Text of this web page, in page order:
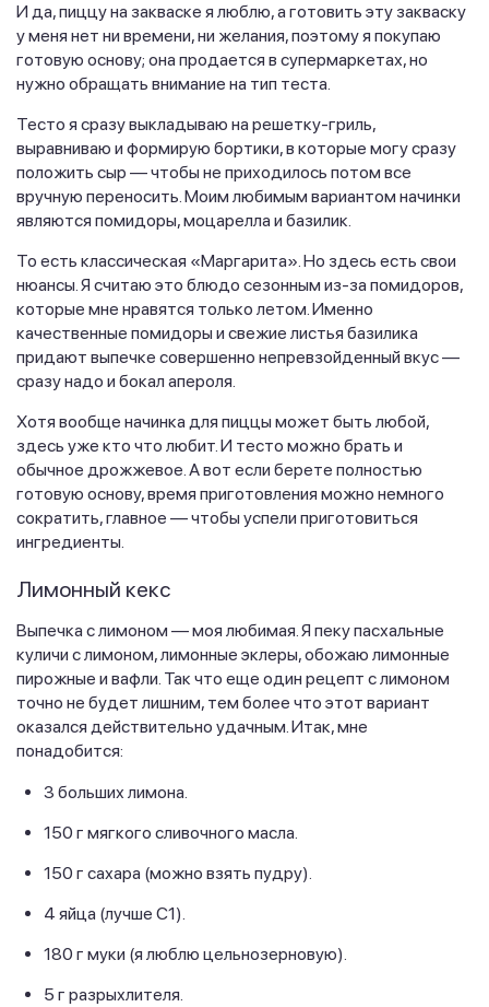
И да, пиццу на закваске я люблю, а готовить эту закваску
у меня нет ни времени, ни желания, поэтому я покупаю
готовую основу; она продается в супермаркетах, но
нужно обращать внимание на тип теста.
Тесто я сразу выкладываю на решетку-гриль,
выравниваю и формирую бортики, в которые могу сразу
положить сыр — чтобы не приходилось потом все
вручную переносить. Моим любимым вариантом начинки
являются помидоры, моцарелла и базилик.
То есть классическая «Маргарита». Но здесь есть свои
нюансы. Я считаю это блюдо сезонным из-за помидоров,
которые мне нравятся только летом. Именно
качественные помидоры и свежие листья базилика
придают выпечке совершенно непревзойденный вкус —
сразу надо и бокал апероля.
Хотя вообще начинка для пиццы может быть любой,
здесь уже кто что любит. И тесто можно брать и
обычное дрожжевое. А вот если берете полностью
готовую основу, время приготовления можно немного
сократить, главное — чтобы успели приготовиться
ингредиенты.
Лимонный кекс
Выпечка с лимоном — моя любимая. Я пеку пасхальные
куличи с лимоном, лимонные эклеры, обожаю лимонные
пирожные и вафли. Так что еще один рецепт с лимоном
точно не будет лишним, тем более что этот вариант
оказался действительно удачным. Итак, мне
понадобится:
3 больших лимона.
150 г мягкого сливочного масла.
150 г сахара (можно взять пудру).
4 яйца (лучше С1).
180 г муки (я люблю цельнозерновую).
5 г разрыхлителя.